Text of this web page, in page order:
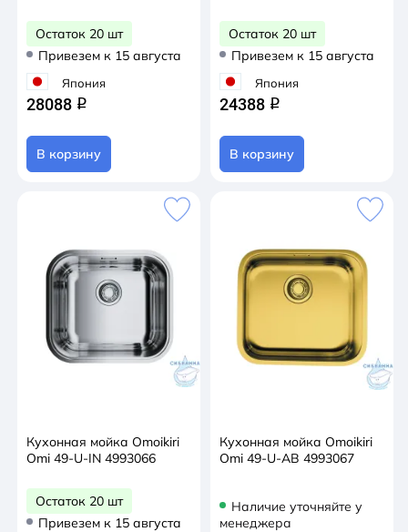
Остаток 20 шт
Привезем к 15 августа
Япония
28088 q
В корзину
Остаток 20 шт
Привезем к 15 августа
Япония
24388 q
В корзину
Кухонная мойка Omoikiri
Omi 49-U-IN 4993066
Остаток 20 шт
Привезем к 15 августа
Кухонная мойка Omoikiri
Omi 49-U-AB 4993067
Наличие уточняйте у
менеджера